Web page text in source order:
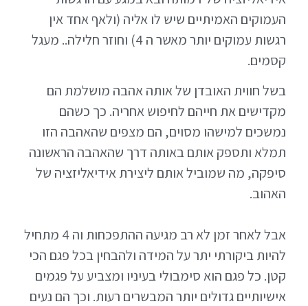
העמוקים האמיתיים שיש לו אליה (ולאף אחד אין
רגשות עמוקים יותר מאשר ה 4) וחוזר חלילה.. מעגל
קסמים.
בשל חווית האובדן של אותה אהבה מושלמת הם
מקדישים את חייהם לחיפוש אחריה. כך כשהם
נמשכים למישהו מסוים, הם מצפים שהאהבה הזו
תמלא ותספק אותם באותה דרך שהאהבה הראשונה
סיפקה, מה שמוביל אותם ליצירת אידיאליזציה של
האהוב.
אבל לאחר זמן לא רב מגיעה ההתפכחות וה 4 מתחיל
להיות ביקורתי יתר על המידה ולהבחין בכל פגם הכי
קטן. כל פגם הוא סימבולי בעיניו ומצביע על פגמים
אישיותיים גדולים יותר המבשרים רעות. וכך הם נעים